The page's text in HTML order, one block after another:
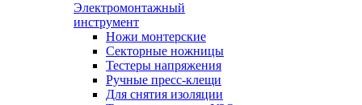
Электромонтажный
инструмент
Ножи монтерские
Секторные ножницы
Тестеры напряжения
Ручные пресс-клещи
Для снятия изоляции